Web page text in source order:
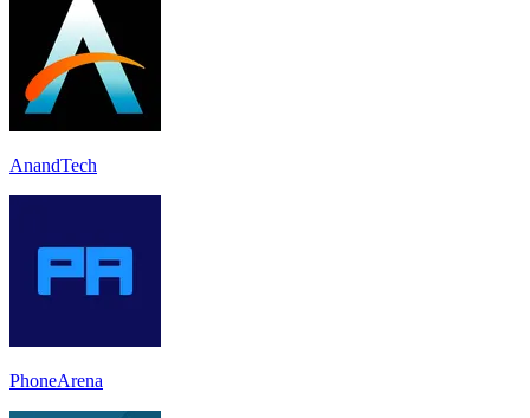
AnandTech
PhoneArena